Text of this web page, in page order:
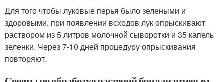
Для того чтобы луковые перья было зелеными и
здоровыми, при появлении всходов лук опрыскивают
раствором из 5 литров молочной сыворотки и 35 капель
зеленки. Через 7-10 дней процедуру опрыскивания
повторяют.